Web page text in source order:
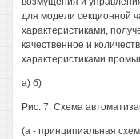
для модели секционной
характеристиками,
качественное и
характеристиками
а) б)
Рис. 7. Схема
(а - принципиальная